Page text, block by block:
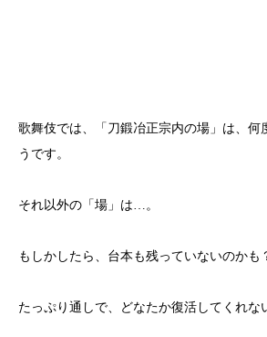
歌舞伎では、「刀鍛冶正宗内の場」は、何
うです。
それ以外の「場」は…。
もしかしたら、台本も残っていないのかも
たっぷり通しで、どなたか復活してくれな